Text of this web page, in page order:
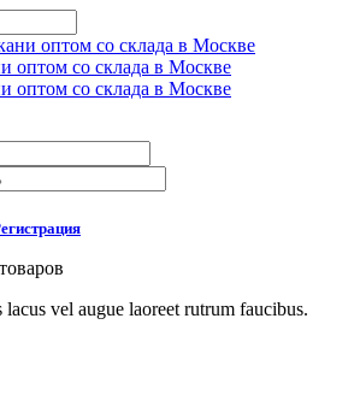
vel augue laoreet rutrum faucibus.